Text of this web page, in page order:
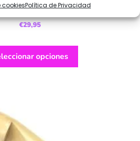
cookiesPolítica de Privacidad
Lugana
€29,95
opciones